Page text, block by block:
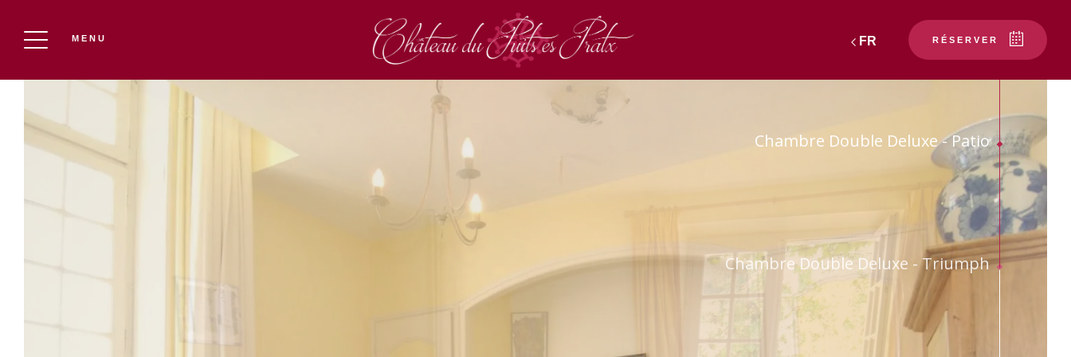
MENU RÉSERVER
FR
NOS HÉBERGEMENTS
CHAMBRES DE L’HÔTEL
CHAMBRES DU CHÂTEAU
LE CHÂTEAU DU PUITS ES PRATX
Réserver
Chambre Double Deluxe - Patio
Chambre Double Deluxe - Triumph